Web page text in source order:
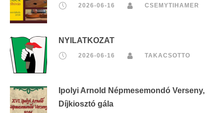
2026-06-16 CSEMYTIHAMER
NYILATKOZAT
2026-06-16 TAKACSOTTO
Ipolyi Arnold Népmesemondó Verseny,
Díjkiosztó gála